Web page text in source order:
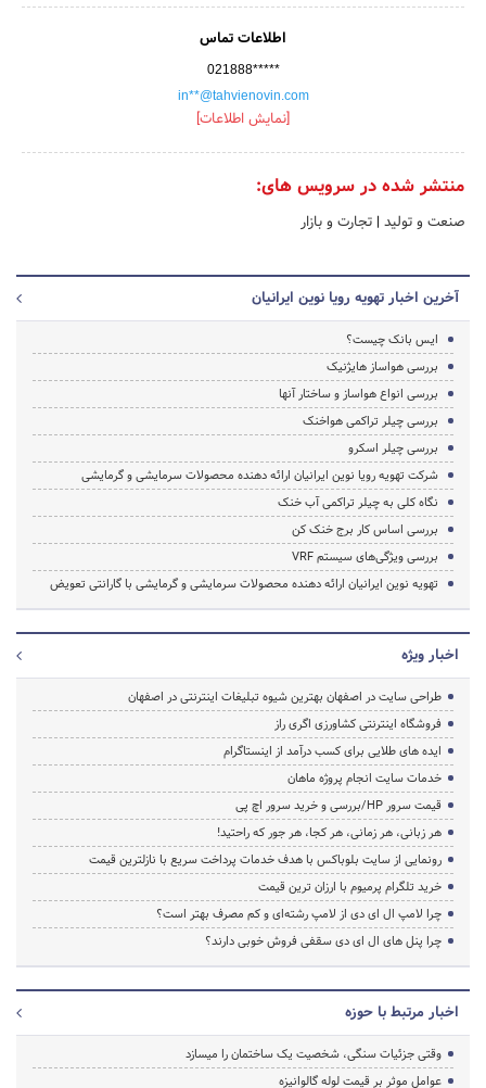
اطلاعات تماس
021888*****
in**@tahvienovin.com
[نمایش اطلاعات]
منتشر شده در سرویس های:
صنعت و تولید | تجارت و بازار
آخرین اخبار تهویه رویا نوین ایرانیان
ایس بانک چیست؟
بررسی هواساز هایژنیک
بررسی انواع هواساز و ساختار آنها
بررسی چیلر تراکمی هواخنک
بررسی چیلر اسکرو
شرکت تهویه رویا نوین ایرانیان ارائه دهنده محصولات سرمایشی و گرمایشی
نگاه کلی به چیلر تراکمی آب خنک
بررسی اساس کار برج خنک کن
بررسی ویژگی‌های سیستم VRF
تهویه نوین ایرانیان ارائه دهنده محصولات سرمایشی و گرمایشی با گارانتی تعویض
اخبار ویژه
طراحی سایت در اصفهان بهترین شیوه تبلیغات اینترنتی در اصفهان
فروشگاه اینترنتی کشاورزی اگری راز
ایده های طلایی برای کسب درآمد از اینستاگرام
خدمات سایت انجام پروژه ماهان
قیمت سرور HP/بررسی و خرید سرور اچ پی
هر زبانی، هر زمانی، هر کجا، هر جور که راحتید!
رونمایی از سایت بلوباکس با هدف خدمات پرداخت سریع با نازلترین قیمت
خرید تلگرام پرمیوم با ارزان ترین قیمت
چرا لامپ ال ای دی از لامپ رشته‌ای و کم مصرف بهتر است؟
چرا پنل های ال ای دی سقفی فروش خوبی دارند؟
اخبار مرتبط با حوزه
وقتی جزئیات سنگی، شخصیت یک ساختمان را میسازد
عوامل موثر بر قیمت لوله گالوانیزه